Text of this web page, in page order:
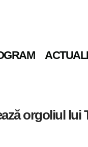
orgoliul lui